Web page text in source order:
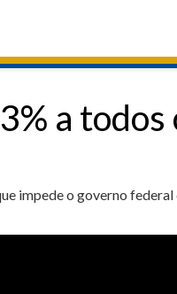
a
impede o governo